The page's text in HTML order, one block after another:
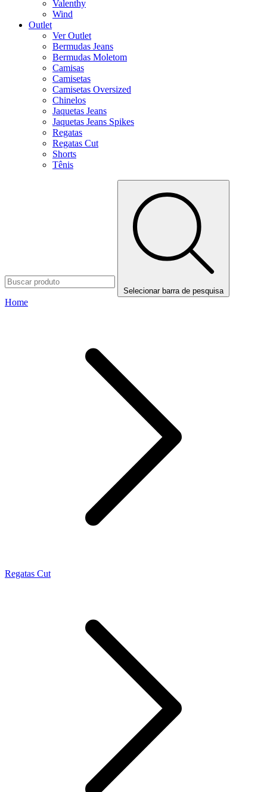
Valenthy
Wind
Outlet
Ver Outlet
Bermudas Jeans
Bermudas Moletom
Camisas
Camisetas
Camisetas Oversized
Chinelos
Jaquetas Jeans
Jaquetas Jeans Spikes
Regatas
Regatas Cut
Shorts
Tênis
Selecionar barra de pesquisa
Home
Regatas Cut